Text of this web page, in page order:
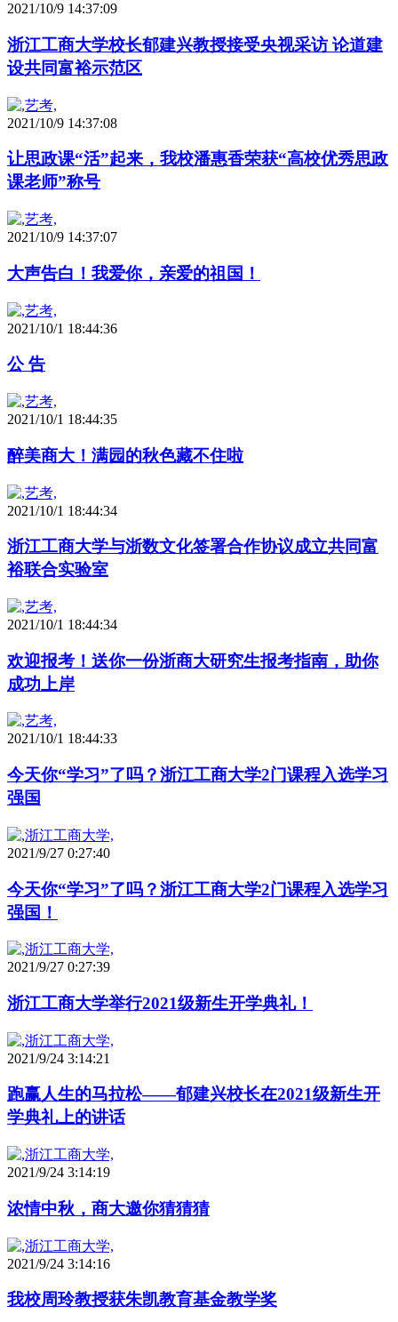
2021/10/9 14:37:09
浙江工商大学校长郁建兴教授接受央视采访 论道建
设共同富裕示范区
2021/10/9 14:37:08
让思政课“活”起来，我校潘惠香荣获“高校优秀思政
课老师”称号
2021/10/9 14:37:07
大声告白！我爱你，亲爱的祖国！
2021/10/1 18:44:36
公 告
2021/10/1 18:44:35
醉美商大！满园的秋色藏不住啦
2021/10/1 18:44:34
浙江工商大学与浙数文化签署合作协议成立共同富
裕联合实验室
2021/10/1 18:44:34
欢迎报考！送你一份浙商大研究生报考指南，助你
成功上岸
2021/10/1 18:44:33
今天你“学习”了吗？浙江工商大学2门课程入选学习
强国
2021/9/27 0:27:40
今天你“学习”了吗？浙江工商大学2门课程入选学习
强国！
2021/9/27 0:27:39
浙江工商大学举行2021级新生开学典礼！
2021/9/24 3:14:21
跑赢人生的马拉松——郁建兴校长在2021级新生开
学典礼上的讲话
2021/9/24 3:14:19
浓情中秋，商大邀你猜猜猜
2021/9/24 3:14:16
我校周玲教授获朱凯教育基金教学奖